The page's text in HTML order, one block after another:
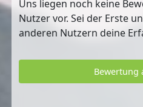
Uns liegen noch keine
Nutzer vor. Sei der Erste
anderen Nutzern deine
Bewertung